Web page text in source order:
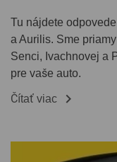
Tu nájdete
a Aurilis. Sme
Senci, Ivachnovej a
pre vaše auto.
Čítať viac 